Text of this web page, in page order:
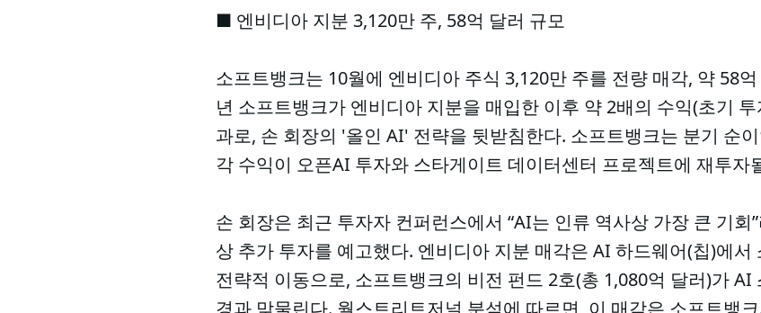
■ 엔비디아 지분 3,120만 주, 58억 달러 규모
소프트뱅크는 10월에 엔비디아 주식 3,120만 주를 전량 매각, 약 58
년 소프트뱅크가 엔비디아 지분을 매입한 이후 약 2배의 수익(초기
과로, 손 회장의 '올인 AI' 전략을 뒷받침한다. 소프트뱅크는 분기 순
각 수익이 오픈AI 투자와 스타게이트 데이터센터 프로젝트에 재투자
손 회장은 최근 투자자 컨퍼런스에서 “AI는 인류 역사상 가장 큰 기회
상 추가 투자를 예고했다. 엔비디아 지분 매각은 AI 하드웨어(칩)에서
전략적 이동으로, 소프트뱅크의 비전 펀드 2호(총 1,080억 달러)가 AI
경과 맞물린다. 월스트리트저널 분석에 따르면, 이 매각은 소프트뱅